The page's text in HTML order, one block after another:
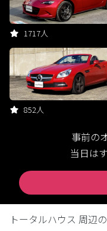
1717人
852人
事前の
当日は
トータルハウス 周辺